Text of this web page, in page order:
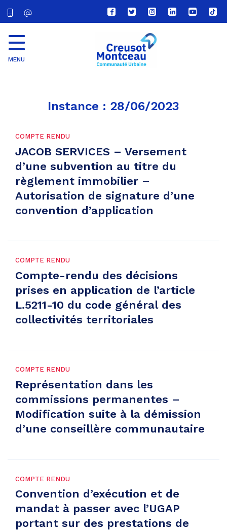
Lien
vers
compte
Facebook
Lien
vers
compte
Twitter
Lien
vers
le
compte
Lien
vers
Lien
vers
Lien
vers
MENU
Instance : 28/06/2023
COMPTE RENDU
JACOB SERVICES – Versement
d’une subvention au titre du
règlement immobilier –
Autorisation de signature d’une
convention d’application
COMPTE RENDU
Compte-rendu des décisions
prises en application de l’article
L.5211-10 du code général des
collectivités territoriales
COMPTE RENDU
Représentation dans les
commissions permanentes –
Modification suite à la démission
d’une conseillère communautaire
COMPTE RENDU
Convention d’exécution et de
mandat à passer avec l’UGAP
portant sur des prestations de